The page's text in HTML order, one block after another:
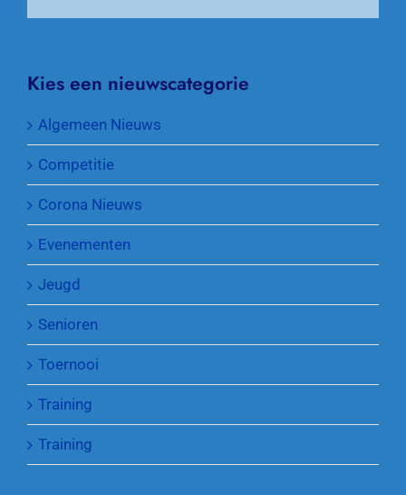
Kies een nieuwscategorie
Algemeen Nieuws
Competitie
Corona Nieuws
Evenementen
Jeugd
Senioren
Toernooi
Training
Training